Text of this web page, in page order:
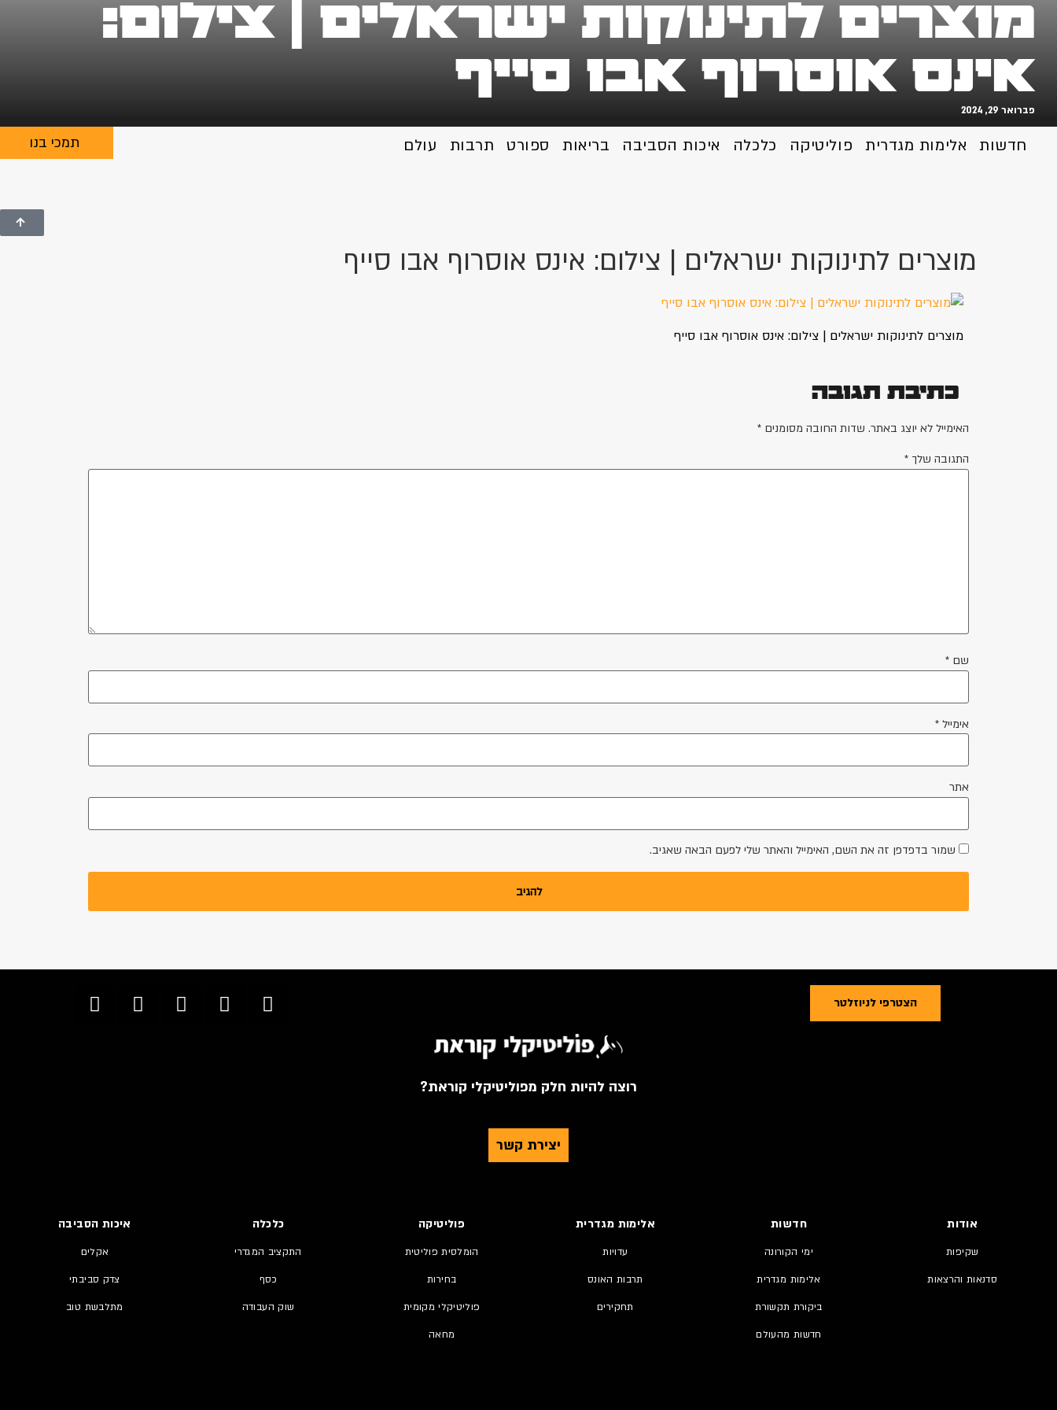
מוצרים לתינוקות ישראלים | צילום:
אינס אוסרוף אבו סייף
פברואר 29, 2024
חדשות אלימות מגדרית פוליטיקה כלכלה איכות הסביבה בריאות ספורט תרבות עולם תמכי בנו
מוצרים לתינוקות ישראלים | צילום: אינס אוסרוף אבו סייף
מוצרים לתינוקות ישראלים | צילום: אינס אוסרוף אבו סייף
כתיבת תגובה
האימייל לא יוצג באתר. שדות החובה מסומנים *
התגובה שלך *
שם *
אימייל *
אתר
שמור בדפדפן זה את השם, האימייל והאתר שלי לפעם הבאה שאגיב.
הצטרפי לניוזלטר
רוצה להיות חלק מפוליטיקלי קוראת?
יצירת קשר
אודות
שקיפות
סדנאות והרצאות
חדשות
ימי הקורונה
אלימות מגדרית
ביקורת תקשורת
חדשות מהעולם
אלימות מגדרית
עדויות
תרבות האונס
תחקירים
פוליטיקה
הומלסית פוליטית
בחירות
פוליטיקלי מקומית
מחאה
כלכלה
התקציב המגדרי
כסף
שוק העבודה
איכות הסביבה
אקלים
צדק סביבתי
מתלבשת טוב